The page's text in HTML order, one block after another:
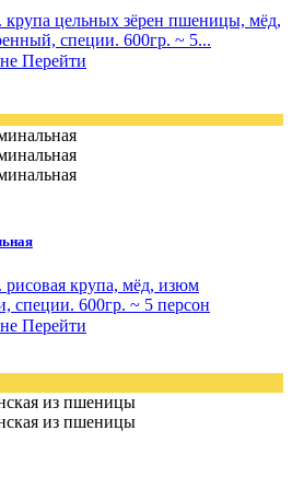
крупа цельных зёрен пшеницы, мёд,
специи. 600гр. ~ 5...
Перейти
рисовая крупа, мёд, изюм
специи. 600гр. ~ 5 персон
Перейти